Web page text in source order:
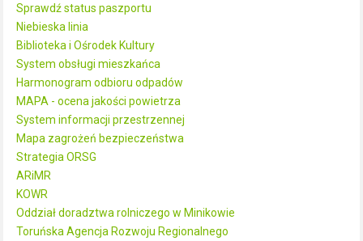
Sprawdź status paszportu
Niebieska linia
Biblioteka i Ośrodek Kultury
System obsługi mieszkańca
Harmonogram odbioru odpadów
MAPA - ocena jakości powietrza
System informacji przestrzennej
Mapa zagrożeń bezpieczeństwa
Strategia ORSG
ARiMR
KOWR
Oddział doradztwa rolniczego w Minikowie
Toruńska Agencja Rozwoju Regionalnego